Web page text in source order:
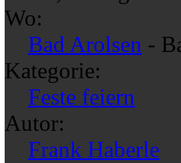
Wo:
Bad Arolsen -
Kategorie:
Feste feiern
Autor:
Frank Haberle